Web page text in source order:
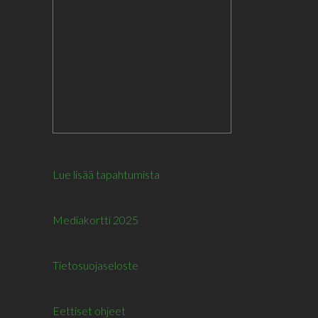
Lue lisää tapahtumista
Mediakortti 2025
Tietosuojaseloste
Eettiset ohjeet